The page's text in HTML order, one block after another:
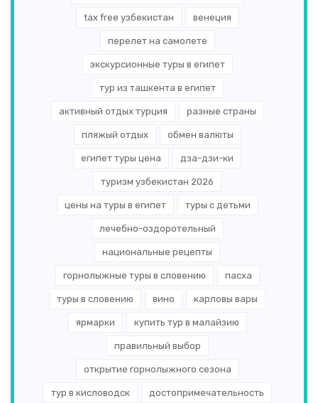
tax free узбекистан венеция
перелет на самолете
экскурсионные туры в египет
тур из ташкента в египет
активный отдых турция разные страны
пляжый отдых обмен валюты
египет туры цена дза-дзи-ки
туризм узбекистан 2026
цены на туры в египет туры с детьми
лечебно-оздоротельный
национальные рецепты
горнолыжные туры в словению пасха
туры в словению вино карловы вары
ярмарки купить тур в малайзию
правильный выбор
открытие горнолыжного сезона
тур в кисловодск достопримечательность